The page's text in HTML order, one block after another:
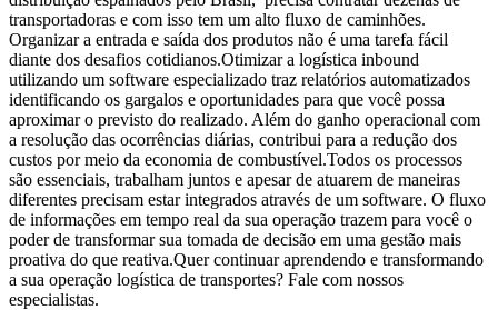
transportadoras e com isso tem um alto fluxo de caminhões.
Organizar a entrada e saída dos produtos não é uma tarefa fácil
diante dos desafios cotidianos.Otimizar a logística inbound
utilizando um software especializado traz relatórios automatizados
identificando os gargalos e oportunidades para que você possa
aproximar o previsto do realizado. Além do ganho operacional com
a resolução das ocorrências diárias, contribui para a redução dos
custos por meio da economia de combustível.Todos os processos
são essenciais, trabalham juntos e apesar de atuarem de maneiras
diferentes precisam estar integrados através de um software. O fluxo
de informações em tempo real da sua operação trazem para você o
poder de transformar sua tomada de decisão em uma gestão mais
proativa do que reativa.Quer continuar aprendendo e transformando
a sua operação logística de transportes? Fale com nossos
especialistas.